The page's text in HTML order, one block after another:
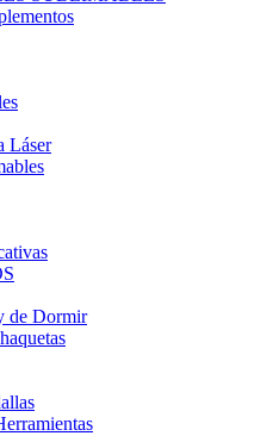
Láser
de Dormir